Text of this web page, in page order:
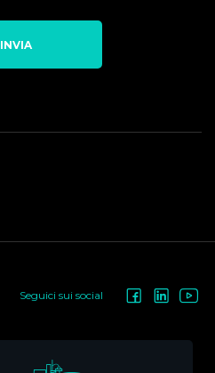
INVIA
Seguici sui social